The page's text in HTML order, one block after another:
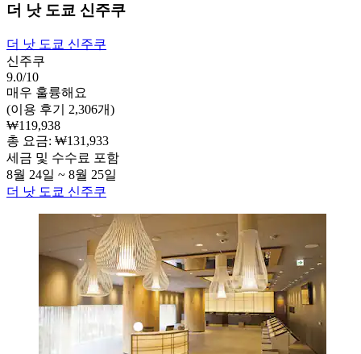
더 낫 도쿄 신주쿠
더 낫 도쿄 신주쿠
신주쿠
9.0/10
매우 훌륭해요
(이용 후기 2,306개)
₩119,938
총 요금: ₩131,933
세금 및 수수료 포함
8월 24일 ~ 8월 25일
더 낫 도쿄 신주쿠